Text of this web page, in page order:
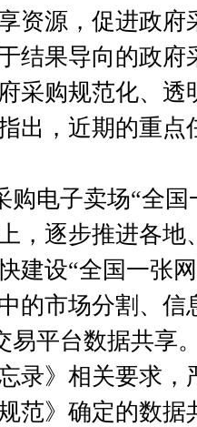
资源，促进政府
结果导向的政府
采购规范化、透
出，近期的重点
购电子卖场“全国
，逐步推进各地
建设“全国一张
的市场分割、信
易平台数据共享
录》相关要求，
范》确定的数据